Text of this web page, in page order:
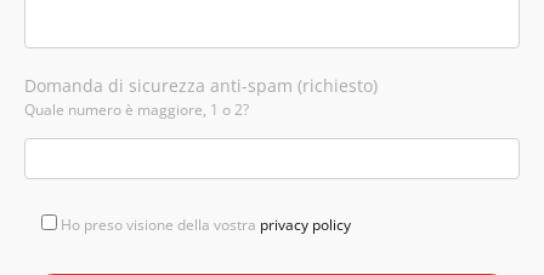
Domanda di sicurezza anti-spam (richiesto)
Quale numero è maggiore, 1 o 2?
Ho preso visione della vostra privacy policy